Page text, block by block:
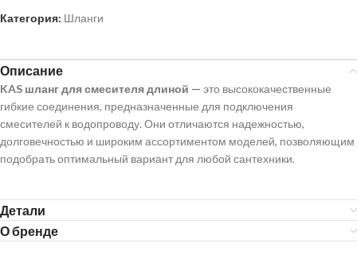
Категория: Шланги
Описание
KAS шланг для смесителя длиной — это высококачественные
гибкие соединения, предназначенные для подключения
смесителей к водопроводу. Они отличаются надежностью,
долговечностью и широким ассортиментом моделей, позволяющим
подобрать оптимальный вариант для любой сантехники.
Детали
О бренде